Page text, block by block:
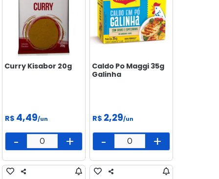
Curry Kisabor 20g
R$ 4,49/un
- +
Caldo Po Maggi 35g
Galinha
R$ 2,29/un
- +